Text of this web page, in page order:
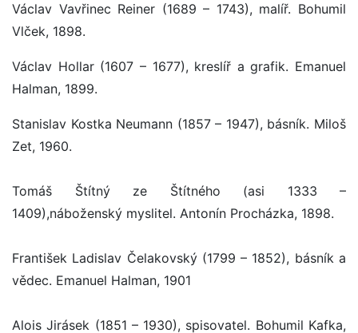
Václav Vavřinec Reiner (1689 – 1743), malíř. Bohumil
Vlček, 1898.
Václav Hollar (1607 – 1677), kreslíř a grafik. Emanuel
Halman, 1899.
Stanislav Kostka Neumann (1857 – 1947), básník. Miloš
Zet, 1960.
Tomáš Štítný ze Štítného (asi 1333 –
1409),náboženský myslitel. Antonín Procházka, 1898.
František Ladislav Čelakovský (1799 – 1852), básník a
vědec. Emanuel Halman, 1901
Alois Jirásek (1851 – 1930), spisovatel. Bohumil Kafka,